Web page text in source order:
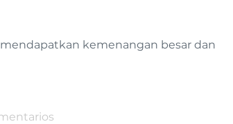
kemenangan besar dan